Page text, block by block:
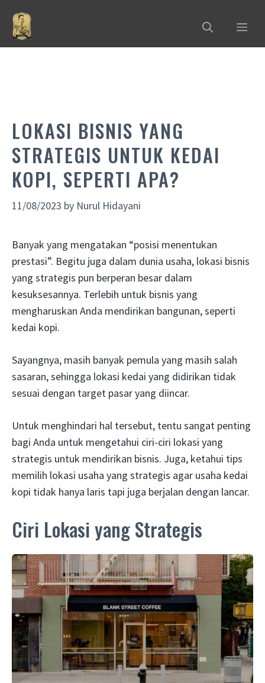
content
LOKASI BISNIS YANG
STRATEGIS UNTUK KEDAI
KOPI, SEPERTI APA?
11/08/2023 by Nurul Hidayani
Banyak yang mengatakan “posisi menentukan
prestasi”. Begitu juga dalam dunia usaha, lokasi bisnis
yang strategis pun berperan besar dalam
kesuksesannya. Terlebih untuk bisnis yang
mengharuskan Anda mendirikan bangunan, seperti
kedai kopi.
Sayangnya, masih banyak pemula yang masih salah
sasaran, sehingga lokasi kedai yang didirikan tidak
sesuai dengan target pasar yang diincar.
Untuk menghindari hal tersebut, tentu sangat penting
bagi Anda untuk mengetahui ciri-ciri lokasi yang
strategis untuk mendirikan bisnis. Juga, ketahui tips
memilih lokasi usaha yang strategis agar usaha kedai
kopi tidak hanya laris tapi juga berjalan dengan lancar.
Ciri Lokasi yang Strategis